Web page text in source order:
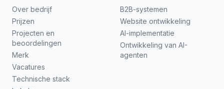
Over bedrijf
Prijzen
Projecten en
beoordelingen
Merk
Vacatures
Technische stack
B2B-systemen
Website ontwikkeling
AI-implementatie
Ontwikkeling van AI-
agenten